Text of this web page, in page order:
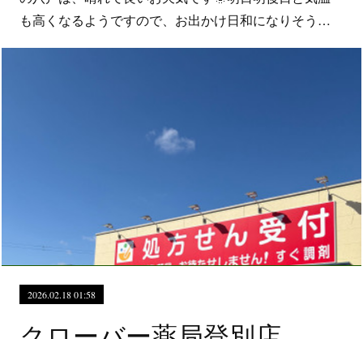
も高くなるようですので、お出かけ日和になりそう…
2026.02.18 01:58